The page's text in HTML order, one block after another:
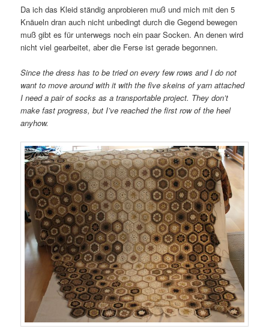
Da ich das Kleid ständig anprobieren muß und mich mit den 5
Knäueln dran auch nicht unbedingt durch die Gegend bewegen
muß gibt es für unterwegs noch ein paar Socken. An denen wird
nicht viel gearbeitet, aber die Ferse ist gerade begonnen.
Since the dress has to be tried on every few rows and I do not
want to move around with it with the five skeins of yarn attached
I need a pair of socks as a transportable project. They don’t
make fast progress, but I’ve reached the first row of the heel
anyhow.